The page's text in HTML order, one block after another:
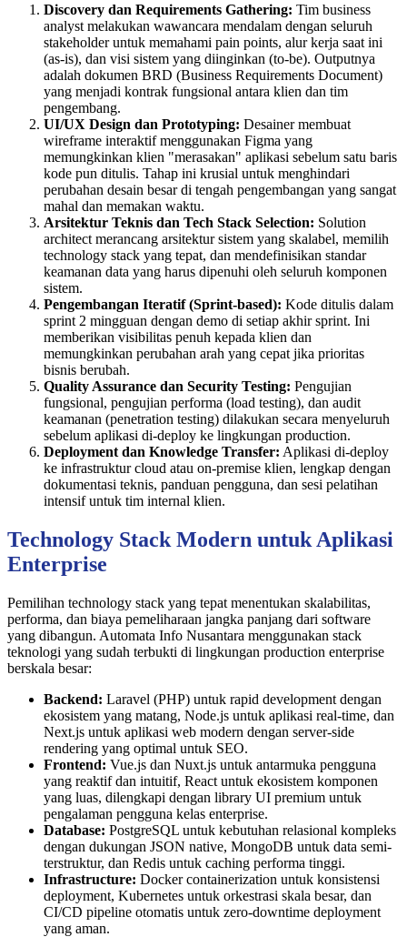
Discovery dan Requirements Gathering: Tim business
analyst melakukan wawancara mendalam dengan seluruh
stakeholder untuk memahami pain points, alur kerja saat ini
(as-is), dan visi sistem yang diinginkan (to-be). Outputnya
adalah dokumen BRD (Business Requirements Document)
yang menjadi kontrak fungsional antara klien dan tim
pengembang.
UI/UX Design dan Prototyping: Desainer membuat
wireframe interaktif menggunakan Figma yang
memungkinkan klien "merasakan" aplikasi sebelum satu baris
kode pun ditulis. Tahap ini krusial untuk menghindari
perubahan desain besar di tengah pengembangan yang sangat
mahal dan memakan waktu.
Arsitektur Teknis dan Tech Stack Selection: Solution
architect merancang arsitektur sistem yang skalabel, memilih
technology stack yang tepat, dan mendefinisikan standar
keamanan data yang harus dipenuhi oleh seluruh komponen
sistem.
Pengembangan Iteratif (Sprint-based): Kode ditulis dalam
sprint 2 mingguan dengan demo di setiap akhir sprint. Ini
memberikan visibilitas penuh kepada klien dan
memungkinkan perubahan arah yang cepat jika prioritas
bisnis berubah.
Quality Assurance dan Security Testing: Pengujian
fungsional, pengujian performa (load testing), dan audit
keamanan (penetration testing) dilakukan secara menyeluruh
sebelum aplikasi di-deploy ke lingkungan production.
Deployment dan Knowledge Transfer: Aplikasi di-deploy
ke infrastruktur cloud atau on-premise klien, lengkap dengan
dokumentasi teknis, panduan pengguna, dan sesi pelatihan
intensif untuk tim internal klien.
Technology Stack Modern untuk Aplikasi
Enterprise
Pemilihan technology stack yang tepat menentukan skalabilitas,
performa, dan biaya pemeliharaan jangka panjang dari software
yang dibangun. Automata Info Nusantara menggunakan stack
teknologi yang sudah terbukti di lingkungan production enterprise
berskala besar:
Backend: Laravel (PHP) untuk rapid development dengan
ekosistem yang matang, Node.js untuk aplikasi real-time, dan
Next.js untuk aplikasi web modern dengan server-side
rendering yang optimal untuk SEO.
Frontend: Vue.js dan Nuxt.js untuk antarmuka pengguna
yang reaktif dan intuitif, React untuk ekosistem komponen
yang luas, dilengkapi dengan library UI premium untuk
pengalaman pengguna kelas enterprise.
Database: PostgreSQL untuk kebutuhan relasional kompleks
dengan dukungan JSON native, MongoDB untuk data semi-
terstruktur, dan Redis untuk caching performa tinggi.
Infrastructure: Docker containerization untuk konsistensi
deployment, Kubernetes untuk orkestrasi skala besar, dan
CI/CD pipeline otomatis untuk zero-downtime deployment
yang aman.